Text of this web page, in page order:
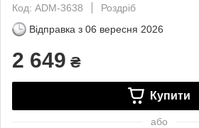
Код: ADM-3638
Роздріб
Відправка з 06 вересня 2026
2 649 ₴
Купити
або